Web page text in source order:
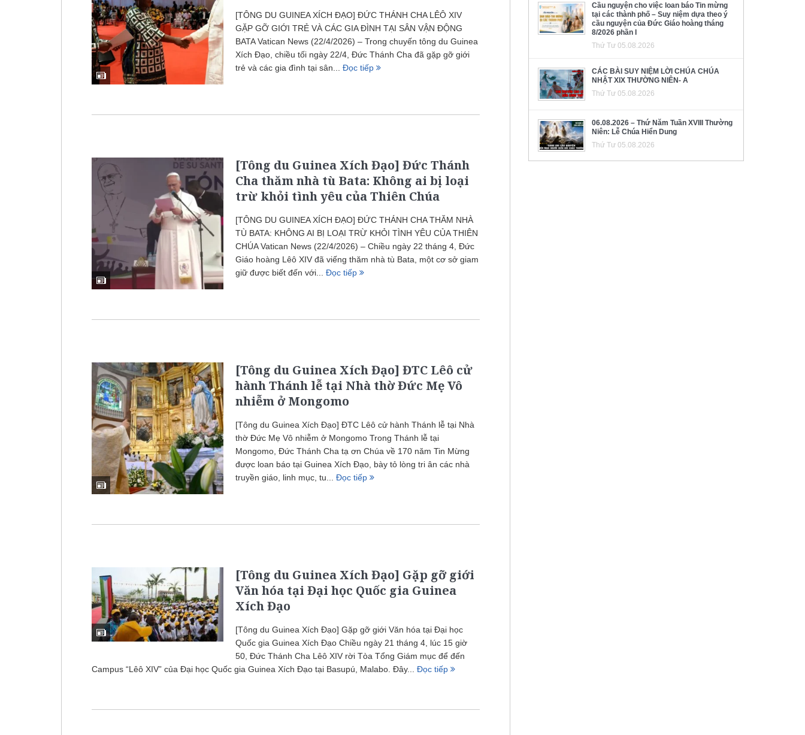
[TÔNG DU GUINEA XÍCH ĐẠO] ĐỨC THÁNH CHA LÊÔ XIV
GẶP GỠ GIỚI TRẺ VÀ CÁC GIA ĐÌNH TẠI SÂN VẬN ĐỘNG
BATA Vatican News (22/4/2026) – Trong chuyến tông du Guinea
Xích Đạo, chiều tối ngày 22/4, Đức Thánh Cha đã gặp gỡ giới
trẻ và các gia đình tại sân... Đọc tiếp
[Tông du Guinea Xích Đạo] Đức Thánh
Cha thăm nhà tù Bata: Không ai bị loại
trừ khỏi tình yêu của Thiên Chúa
[TÔNG DU GUINEA XÍCH ĐẠO] ĐỨC THÁNH CHA THĂM NHÀ
TÙ BATA: KHÔNG AI BỊ LOẠI TRỪ KHỎI TÌNH YÊU CỦA THIÊN
CHÚA Vatican News (22/4/2026) – Chiều ngày 22 tháng 4, Đức
Giáo hoàng Lêô XIV đã viếng thăm nhà tù Bata, một cơ sở giam
giữ được biết đến với... Đọc tiếp
[Tông du Guinea Xích Đạo] ĐTC Lêô cử
hành Thánh lễ tại Nhà thờ Đức Mẹ Vô
nhiễm ở Mongomo
[Tông du Guinea Xích Đạo] ĐTC Lêô cử hành Thánh lễ tại Nhà
thờ Đức Mẹ Vô nhiễm ở Mongomo Trong Thánh lễ tại
Mongomo, Đức Thánh Cha tạ ơn Chúa về 170 năm Tin Mừng
được loan báo tại Guinea Xích Đạo, bày tỏ lòng tri ân các nhà
truyền giáo, linh mục, tu... Đọc tiếp
[Tông du Guinea Xích Đạo] Gặp gỡ giới
Văn hóa tại Đại học Quốc gia Guinea
Xích Đạo
[Tông du Guinea Xích Đạo] Gặp gỡ giới Văn hóa tại Đại học
Quốc gia Guinea Xích Đạo Chiều ngày 21 tháng 4, lúc 15 giờ
50, Đức Thánh Cha Lêô XIV rời Tòa Tổng Giám mục để đến
Campus “Lêô XIV” của Đại học Quốc gia Guinea Xích Đạo tại Basupú, Malabo. Đây... Đọc tiếp
Cầu nguyện cho việc loan báo Tin mừng
tại các thành phố – Suy niệm dựa theo ý
cầu nguyện của Đức Giáo hoàng tháng
8/2026 phần I
Thứ Tư 05.08.2026
CÁC BÀI SUY NIỆM LỜI CHÚA CHÚA
NHẬT XIX THƯỜNG NIÊN- A
Thứ Tư 05.08.2026
06.08.2026 – Thứ Năm Tuần XVIII Thường
Niên: Lễ Chúa Hiển Dung
Thứ Tư 05.08.2026